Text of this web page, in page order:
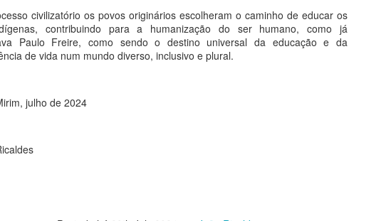
civilizatório os povos originários escolheram o caminho de educar os
contribuindo para a humanização do ser humano, como já
Paulo Freire, como sendo o destino universal da educação e da
de vida num mundo diverso, inclusivo e plural.
julho de 2024
De Sócrates a Paulo Freire
Esse livro apresenta de forma sucinta, bem-humorada e enriquecedora,
algumas reflexões sobre como viver melhor em um mundo melhor,
diferentes tempos históricos.